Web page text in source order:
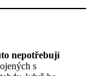
nepotřebují
s